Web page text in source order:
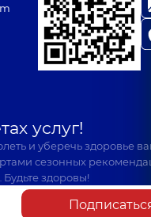
услуг!
и уберечь здоровье
сезонных
здоровы!